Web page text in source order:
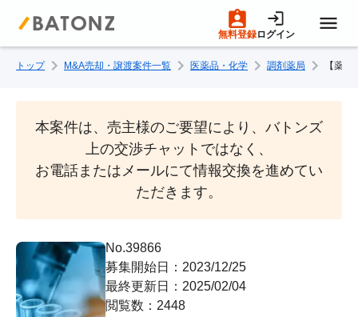
無料登録ログイン
トップページ
M&A案件一覧
売りたい方へ
成約事例
トップ M&A売却・譲渡案件一覧 医薬品・化学 調剤薬局 【薬
本案件は、売主様のご要望により、バトンズ
上の交渉チャットではなく、
お電話またはメールにて情報交換を進めてい
ただきます。
No.39866
募集開始日：2023/12/25
最終更新日：2025/02/04
閲覧数：2448